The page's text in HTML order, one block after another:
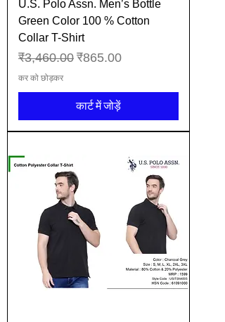
U.S. Polo Assn. Men’s Bottle
Green Color 100 % Cotton
Collar T-Shirt
नियमित मूल्य
₹3,460.00 बिक्री मूल्य
₹865.00
कर को छोड़कर
कार्ट में जोड़ें